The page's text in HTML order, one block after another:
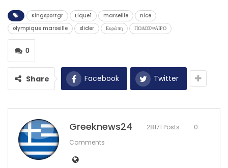
Kingsportgr Lique1 marseille
nice
olympique marseille
slider Ευρώπη ΠΟΔΟΣΦΑΙΡΟ
0
Share Facebook Twitter
Greeknews24 28171 Posts
0
Comments